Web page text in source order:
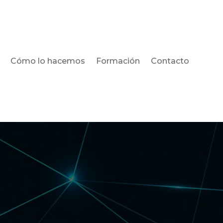
Cómo lo hacemos Formación Contacto